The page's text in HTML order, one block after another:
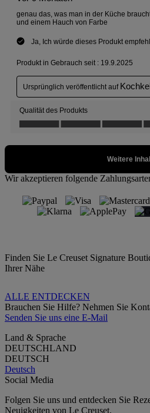
Wir akzeptieren folgende
Finden Sie Le Creuset Signature
Ihrer Nähe
ALLE ENTDECKEN
Brauchen Sie Hilfe? Nehmen Sie
Senden Sie uns eine E-Mail
Land & Sprache
DEUTSCHLAND
DEUTSCH
Deutsch
Social Media
Folgen Sie uns und entdecken Sie
Neuigkeiten von Le Creuset.